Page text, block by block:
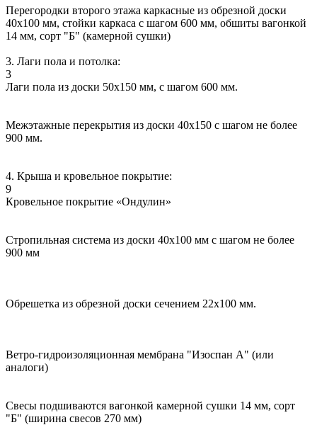
Перегородки второго этажа каркасные из обрезной доски
40х100 мм, стойки каркаса с шагом 600 мм, обшиты вагонкой
14 мм, сорт "Б" (камерной сушки)
3. Лаги пола и потолка:
3
Лаги пола из доски 50х150 мм, с шагом 600 мм.
Межэтажные перекрытия из доски 40х150 с шагом не более
900 мм.
4. Крыша и кровельное покрытие:
9
Кровельное покрытие «Ондулин»
Стропильная система из доски 40х100 мм с шагом не более
900 мм
Обрешетка из обрезной доски сечением 22х100 мм.
Ветро-гидроизоляционная мембрана "Изоспан А" (или
аналоги)
Свесы подшиваются вагонкой камерной сушки 14 мм, сорт
"Б" (ширина свесов 270 мм)